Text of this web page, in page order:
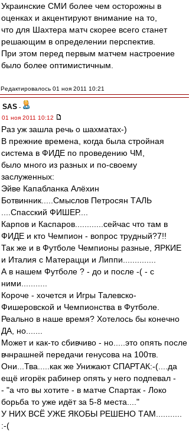
Украинские СМИ более чем осторожны в
оценках и акцентируют внимание на то,
что для Шахтера матч скорее всего станет
решающим в определении перспектив.
При этом перед первым матчем настроение
было более оптимистичным.
Редактировалось 01 ноя 2011 10:21
SAS -
01 ноя 2011 10:12
Раз уж зашла речь о шахматах-)
В прежние времена, когда была стройная
система в ФИДЕ по проведению ЧМ,
было много из разных и по-своему
заслуженных:
Эйве Капабланка Алёхин
Ботвинник.....Смыслов Петросян ТАЛЬ
....Спасский ФИШЕР....
Карпов и Каспаров............сейчас что там в
ФИДЕ и кто Чемпион - вопрос трудный?7!!
Так же и в Футболе Чемпионы разные, ЯРКИЕ
и Италия с Матерацци и Липпи..............
А в нашем Футболе ? - до и после -( - с
ними...........
Короче - хочется и Игры Талевско-
Фишеровской и Чемпионства в Футболе.
Реально в наше время? Хотелось бы конечно
ДА, но.......
Может и как-то сбивчиво - но.....это опять после
вчнрашней передачи генусова на 100тв.
Они...Тва.....как же Унижают СПАРТАК:-(....да
ещё игорёк рабинер опять у него подпевал -
- "а что вы хотите - в матче Спартак - Локо
борьба то уже идёт за 5-8 места...."
У НИХ ВСЁ УЖЕ ЯКОБЫ РЕШЕНО ТАМ...........
:-(